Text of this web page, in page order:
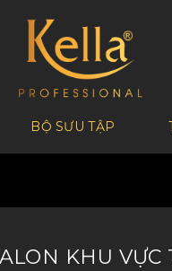
BỘ SƯU TẬP
KHU VỰC